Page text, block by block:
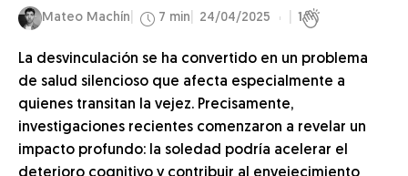
Mateo Machín 7 min 24/04/2025 1
La desvinculación se ha convertido en un problema
de salud silencioso que afecta especialmente a
quienes transitan la vejez. Precisamente,
investigaciones recientes comenzaron a revelar un
impacto profundo: la soledad podría acelerar el